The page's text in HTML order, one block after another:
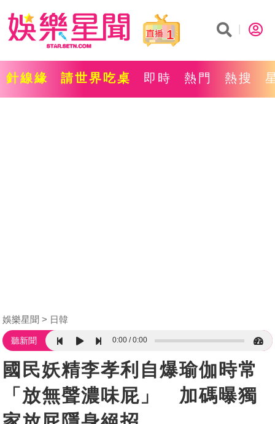
1
針線緣 請世界吃桌 即時 熱門 熱搜
娛樂星聞 日韓
聽新聞 0:00 0:00
國民妖精李孝利自爆瑜伽時常
「放無聲濃味屁」 加碼曝獨